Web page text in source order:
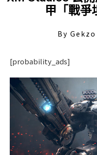
甲「戰爭
By Gekzo
[probability_ads]